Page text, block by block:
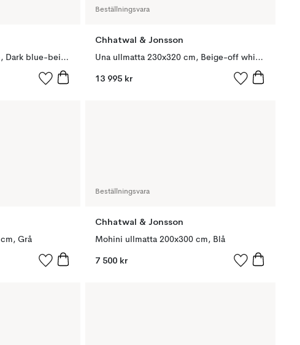
Una ullmatta 230x320 cm, Dark blue-beige-off white
Beställningsvara
Chhatwal & Jonsson
Una ullmatta 230x320 cm, Beige-off white-beige
13 995 kr
Grå
Beställningsvara
Chhatwal & Jonsson
Mohini ullmatta 200x300 cm, Blå
7 500 kr